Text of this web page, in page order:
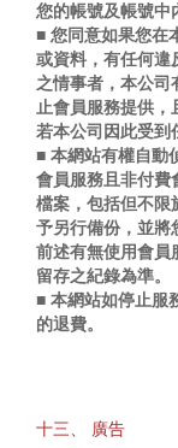
您的帳號及帳號中
■ 您同意如果您在
或資料，有任何違
之情事者，本公
止會員服務提供，
若本公司因此受到
■ 本網站有權自動
會員服務且非付費
檔案，包括但不限
予另行備份，並將
前述有無使用會員
留存之紀錄為準。
■ 本網站如停止服
的退費。
十三、 廣告